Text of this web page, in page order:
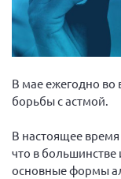
Вице-
Вице-
Отдел
Вице-
Вице-
В мае ежегодно во
борьбы с астмой.
В настоящее
что в большинстве
основные формы